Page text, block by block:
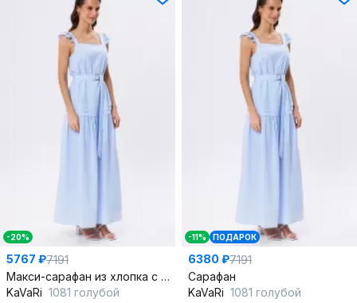
-20%
5767 ₽7191
Макси-сарафан из хлопка с регулируемыми бретелями и ремнём
KaVaRi 1081 голубой
-11% ПОДАРОК
6380 ₽7191
Сарафан
KaVaRi 1081 голубой